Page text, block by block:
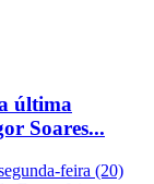
última
Soares...